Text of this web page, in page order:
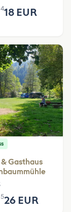
418 EUR
Gasthaus
526 EUR